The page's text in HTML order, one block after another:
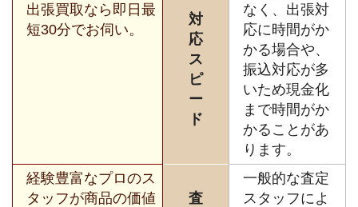
出張買取なら即日最
短30分でお伺い。
対
応
ス
ピ
ー
ド
なく、出張対
応に時間がか
かる場合や、
振込対応が多
いため現金化
まで時間がか
かることがあ
ります。
経験豊富なプロのス
タッフが商品の価値
査
一般的な査定
スタッフによ